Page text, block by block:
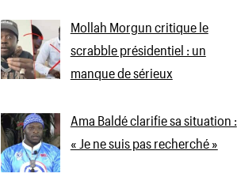
Mollah Morgun critique le
scrabble présidentiel : un
manque de sérieux
Ama Baldé clarifie sa situation :
« Je ne suis pas recherché »